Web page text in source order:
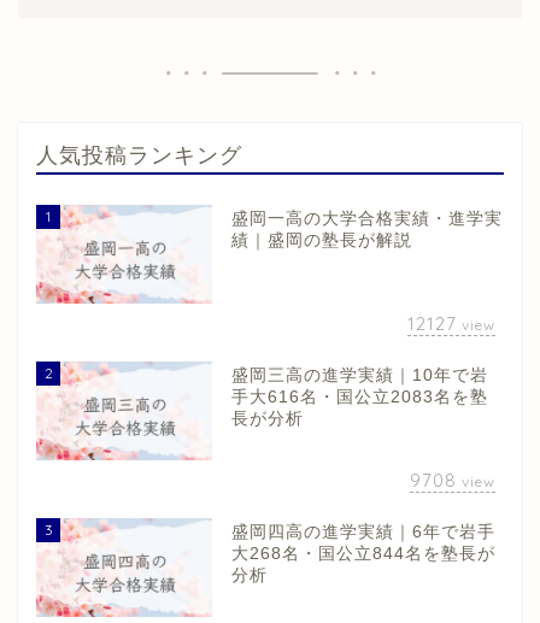
人気投稿ランキング
1
盛岡一高の大学合格実績・進学実
績｜盛岡の塾長が解説
12127 view
2
盛岡三高の進学実績｜10年で岩
手大616名・国公立2083名を塾
長が分析
9708 view
3
盛岡四高の進学実績｜6年で岩手
大268名・国公立844名を塾長が
分析